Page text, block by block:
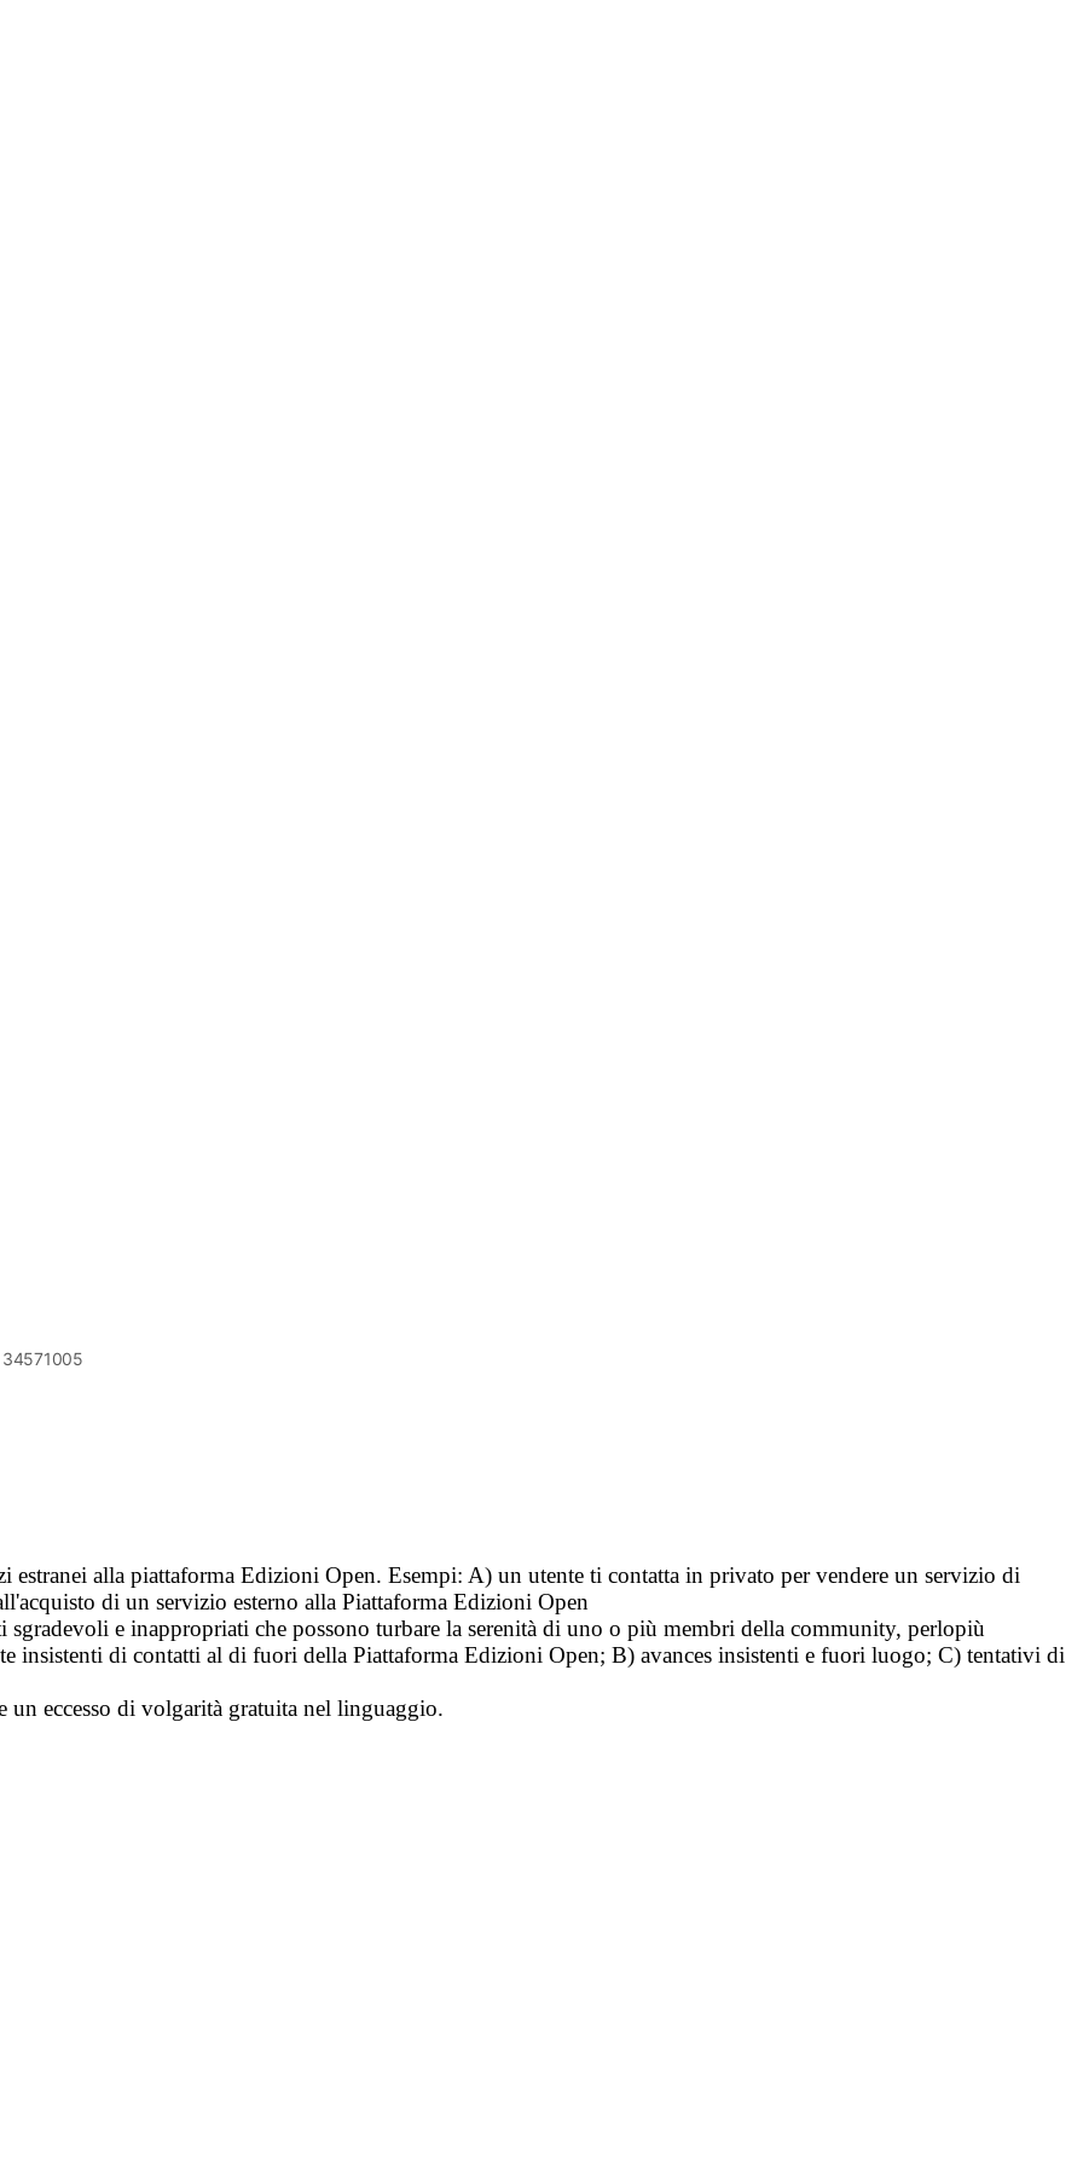
alla piattaforma Edizioni Open. Esempi: A) un utente ti contatta in privato per vendere un servizio di
di un servizio esterno alla Piattaforma Edizioni Open
sgradevoli e inappropriati che possono turbare la serenità di uno o più membri della community, perlopiù
insistenti di contatti al di fuori della Piattaforma Edizioni Open; B) avances insistenti e fuori luogo; C) tentativi di
un eccesso di volgarità gratuita nel linguaggio.